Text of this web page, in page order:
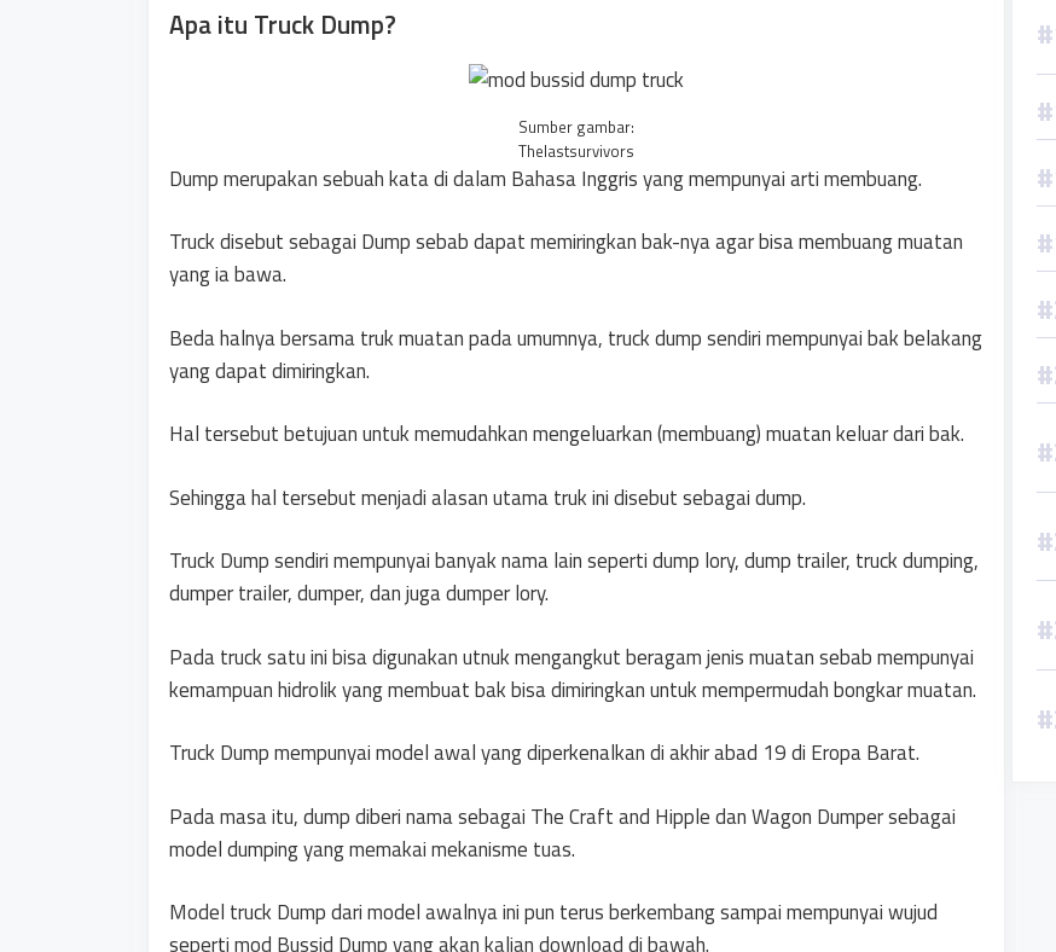
Apa itu Truck Dump?
Sumber gambar:
Thelastsurvivors
Dump merupakan sebuah kata di dalam Bahasa Inggris yang mempunyai arti membuang.
Truck disebut sebagai Dump sebab dapat memiringkan bak-nya agar bisa membuang muatan
yang ia bawa.
Beda halnya bersama truk muatan pada umumnya, truck dump sendiri mempunyai bak belakang
yang dapat dimiringkan.
Hal tersebut betujuan untuk memudahkan mengeluarkan (membuang) muatan keluar dari bak.
Sehingga hal tersebut menjadi alasan utama truk ini disebut sebagai dump.
Truck Dump sendiri mempunyai banyak nama lain seperti dump lory, dump trailer, truck dumping,
dumper trailer, dumper, dan juga dumper lory.
Pada truck satu ini bisa digunakan utnuk mengangkut beragam jenis muatan sebab mempunyai
kemampuan hidrolik yang membuat bak bisa dimiringkan untuk mempermudah bongkar muatan.
Truck Dump mempunyai model awal yang diperkenalkan di akhir abad 19 di Eropa Barat.
Pada masa itu, dump diberi nama sebagai The Craft and Hipple dan Wagon Dumper sebagai
model dumping yang memakai mekanisme tuas.
Model truck Dump dari model awalnya ini pun terus berkembang sampai mempunyai wujud
seperti mod Bussid Dump yang akan kalian download di bawah.